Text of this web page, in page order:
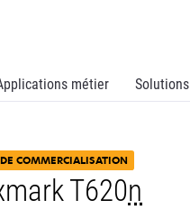
métier Solutions
COMMERCIALISATION
T620n